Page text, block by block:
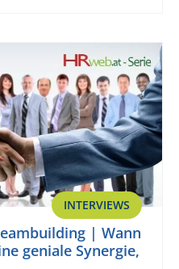
INTERVIEWS
| Wann
geniale Synergie,